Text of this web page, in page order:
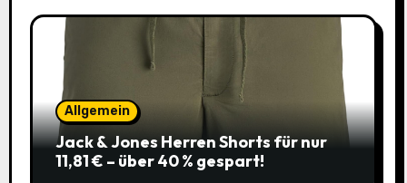
Allgemein
Jack & Jones Herren Shorts für nur
11,81 € – über 40 % gespart!